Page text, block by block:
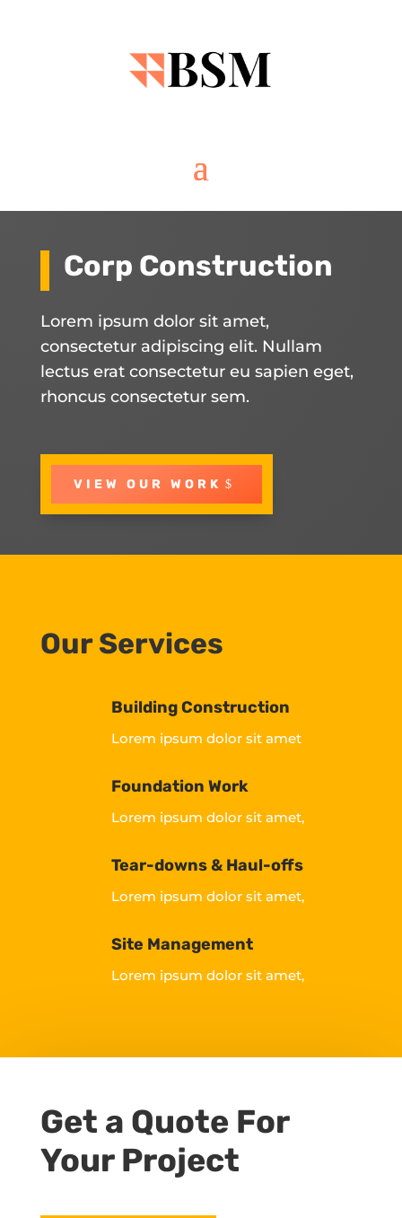
Corp Construction
Lorem ipsum dolor sit amet,
consectetur adipiscing elit. Nullam
lectus erat consectetur eu sapien eget,
rhoncus consectetur sem.
VIEW OUR WORK
Our Services
Building Construction
Lorem ipsum dolor sit amet
Foundation Work
Lorem ipsum dolor sit amet,
Tear-downs & Haul-offs
Lorem ipsum dolor sit amet,
Site Management
Lorem ipsum dolor sit amet,
Get a Quote For
Your Project